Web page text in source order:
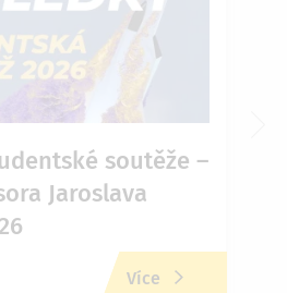
soutěže –
Jaroslava
Více